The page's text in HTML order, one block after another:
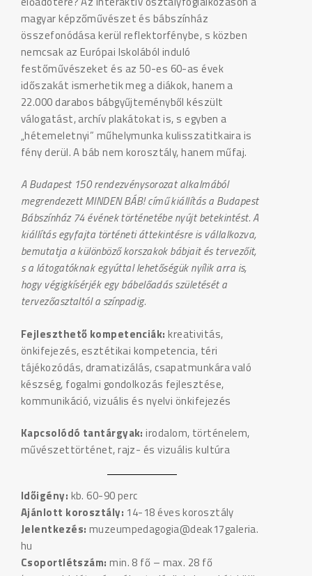
magyar képzőművészet és bábszínház
összefonódása kerül reflektorfénybe, s közben
nemcsak az Európai Iskolából induló
festőművészeket és az 50-es 60-as évek
időszakát ismerhetik meg a diákok, hanem a
22.000 darabos bábgyűjteményből készült
válogatást, archív plakátokat is, s egyben a
„hétemeletnyi” műhelymunka kulisszatitkaira is
fény derül. A báb nem korosztály, hanem műfaj.
A Budapest 150 rendezvénysorozat alkalmából
megrendezett MINDEN BÁB! című kiállítás a Budapest
Bábszínház 74 évének történetébe nyújt betekintést. A
kiállítás egyfajta történeti áttekintésre is vállalkozva,
bemutatja a különböző korszakok bábjait és tervezőit,
s a látogatóknak egyúttal lehetőségük nyílik arra is,
hogy végigkísérjék egy bábelőadás születését a
tervezőasztaltól a színpadig.
Fejleszthető kompetenciák: kreativitás,
önkifejezés, esztétikai kompetencia, téri
tájékozódás, dramatizálás, csapatmunkára való
készség, fogalmi gondolkozás fejlesztése,
kommunikáció, vizuális és nyelvi önkifejezés
Kapcsolódó tantárgyak: irodalom, történelem,
művészettörténet, rajz- és vizuális kultúra
Időigény: kb. 60-90 perc
Ajánlott korosztály: 14-18 éves korosztály
Jelentkezés: muzeumpedagogia@deak17galeria.
hu
Csoportlétszám: min. 8 fő – max. 28 fő